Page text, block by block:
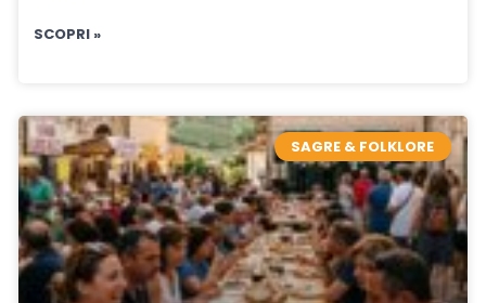
SCOPRI »
SAGRE & FOLKLORE